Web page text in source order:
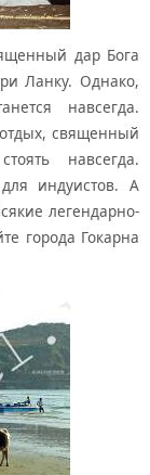
дар Бога
Ланку. Однако,
навсегда.
священный
навсегда.
индуистов. А
легендарно-
города Гокарна